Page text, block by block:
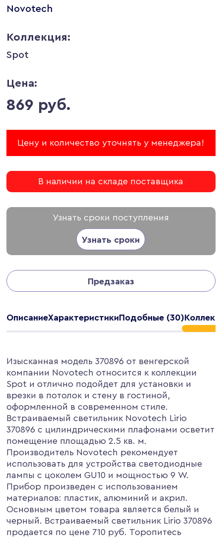
Novotech
Коллекция:
Spot
Цена:
869 руб.
Цену и количество уточнять у менеджера!
В наличии на складе поставщика
Узнать сроки поступления
Узнать сроки
Предзаказ
ОписаниеХарактеристикиПодобные (30)
Изысканная модель 370896 от венгерской
компании Novotech относится к коллекции
Spot и отлично подойдет для установки и
врезки в потолок и стену в гостиной,
оформленной в современном стиле.
Встраиваемый светильник Novotech Lirio
370896 с цилиндрическими плафонами осветит
помещение площадью 2.5 кв. м.
Производитель Novotech рекомендует
использовать для устройства светодиодные
лампы с цоколем GU10 и мощностью 9 W.
Прибор произведен с использованием
материалов: пластик, алюминий и акрил.
Основным цветом товара является белый и
черный. Встраиваемый светильник Lirio 370896
продается по цене 710 руб. Торопитесь